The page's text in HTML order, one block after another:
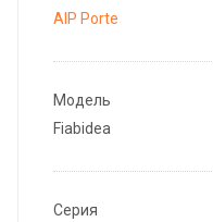
AIP Porte
Модель
Fiabidea
Серия